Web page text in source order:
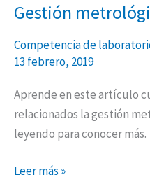
Gestión
Competencia de
13 febrero, 2019
Aprende en este artículo
relacionados la gestión
leyendo para conocer más.
Gestión
en
ISO
9001
Leer más »